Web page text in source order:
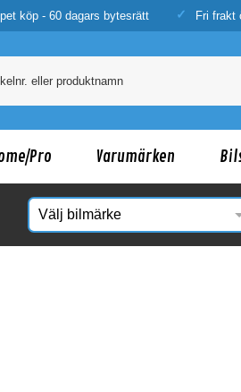
köp - 60 dagars bytesrätt Fri frakt
Pro Varumärken
Kanske